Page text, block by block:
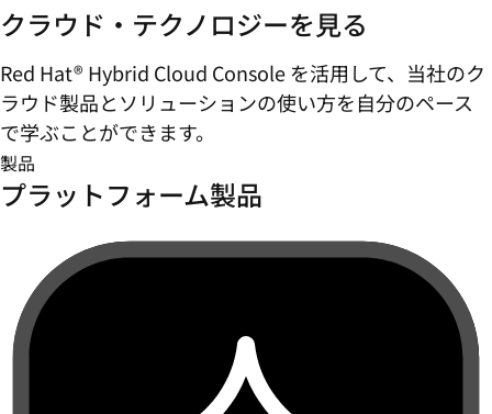
クラウド・テクノロジーを見る
Red Hat® Hybrid Cloud Console を活用して、当社のク
ラウド製品とソリューションの使い方を自分のペース
で学ぶことができます。
製品
プラットフォーム製品